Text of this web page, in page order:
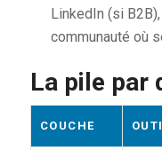
LinkedIn (si
communauté où
La pile par
COUCHE